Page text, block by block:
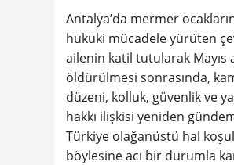
Antalya’da mermer
hukuki mücadele yürüten
ailenin katil tutularak Mayıs
öldürülmesi sonrasında,
düzeni, kolluk, güvenlik ve
hakkı ilişkisi yeniden
Türkiye olağanüstü hal
böylesine acı bir durumla